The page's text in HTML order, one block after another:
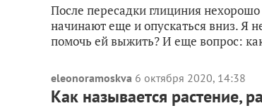
После пересадки глициния нехорошо
начинают еще и опускаться вниз. Я
помочь ей выжить? И еще вопрос:
eleonoramoskva 6 октября 2020, 14:38
Как называется растение,